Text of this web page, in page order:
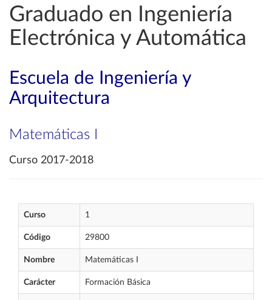
Graduado en Ingeniería
Electrónica y Automática
Escuela de Ingeniería y
Arquitectura
Matemáticas I
Curso 2017-2018
Curso 1
Código 29800
Nombre Matemáticas I
Carácter Formación Básica